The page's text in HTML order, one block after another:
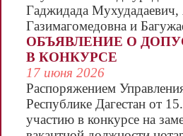
Гаджидада
Газимагомедовна и
Магомедович.
ОБЪЯВЛЕНИЕ О
В КОНКУРСЕ
17 июня 2026
Распоряжением
Республике Дагестан от
участию в конкурсе на